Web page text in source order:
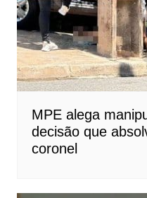
MPE alega
decisão que
coronel